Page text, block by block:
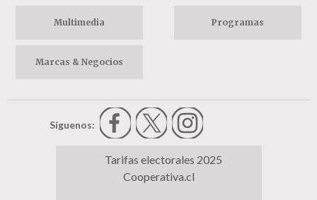
Multimedia Programas
Marcas & Negocios
Síguenos:
Tarifas electorales 2025
Cooperativa.cl